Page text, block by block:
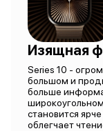
Изящная
Series 10 -
большом и
больше
становится
облегчает